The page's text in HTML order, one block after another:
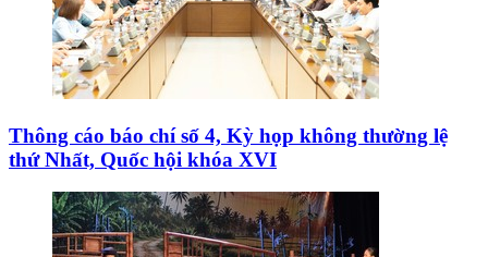
Thông cáo báo chí số 4, Kỳ họp không thường lệ
thứ Nhất, Quốc hội khóa XVI